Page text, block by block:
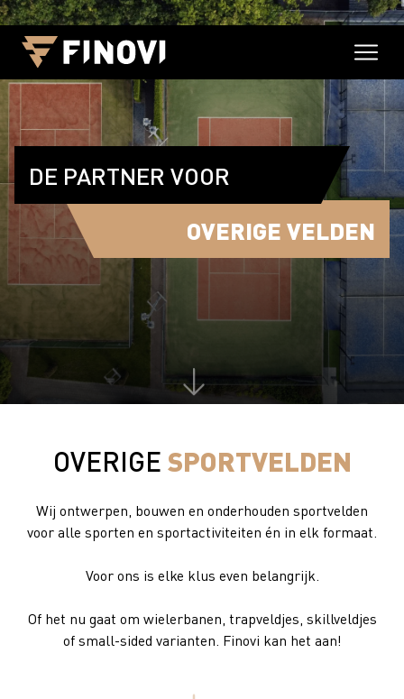
DE PARTNER VOOR
OVERIGE VELDEN
OVERIGE SPORTVELDEN
Wij ontwerpen, bouwen en onderhouden sportvelden
voor alle sporten en sportactiviteiten én in elk formaat.
Voor ons is elke klus even belangrijk.
Of het nu gaat om wielerbanen, trapveldjes, skillveldjes
of small-sided varianten. Finovi kan het aan!